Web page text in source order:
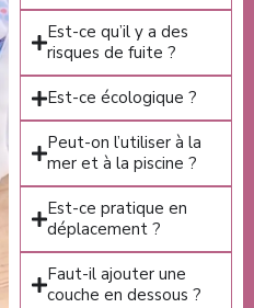
Est-ce qu’il y a des
risques de fuite ?
Est-ce écologique ?
Peut-on l’utiliser à la
mer et à la piscine ?
Est-ce pratique en
déplacement ?
Faut-il ajouter une
couche en dessous ?